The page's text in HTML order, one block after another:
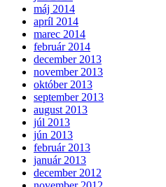
máj 2014
apríl 2014
marec 2014
február 2014
december 2013
november 2013
október 2013
september 2013
august 2013
júl 2013
jún 2013
február 2013
január 2013
december 2012